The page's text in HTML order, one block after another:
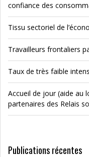
confiance des
Tissu sectoriel de
Travailleurs frontaliers
Taux de très faible
Accueil de jour (aide au
partenaires des Relais
Publications récentes